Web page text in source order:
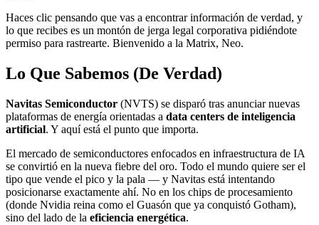
Haces clic pensando que vas a encontrar información de verdad, y
lo que recibes es un montón de jerga legal corporativa pidiéndote
permiso para rastrearte. Bienvenido a la Matrix, Neo.
Lo Que Sabemos (De Verdad)
Navitas Semiconductor (NVTS) se disparó tras anunciar nuevas
plataformas de energía orientadas a data centers de inteligencia
artificial. Y aquí está el punto que importa.
El mercado de semiconductores enfocados en infraestructura de IA
se convirtió en la nueva fiebre del oro. Todo el mundo quiere ser el
tipo que vende el pico y la pala — y Navitas está intentando
posicionarse exactamente ahí. No en los chips de procesamiento
(donde Nvidia reina como el Guasón que ya conquistó Gotham),
sino del lado de la eficiencia energética.